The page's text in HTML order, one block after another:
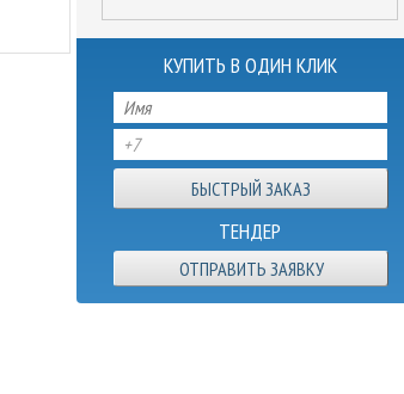
КУПИТЬ В ОДИН КЛИК
ТЕНДЕР
ОТПРАВИТЬ ЗАЯВКУ